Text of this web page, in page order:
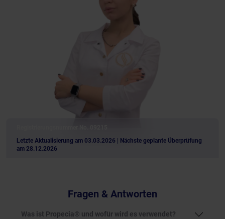
Letzte Aktualisierung am 03.03.2026
| Nächste geplante Überprüfung
am 28.12.2026
Fragen & Antworten
Was ist Propecia® und wofür wird es verwendet?